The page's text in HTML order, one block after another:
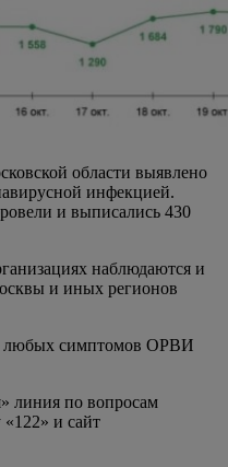
области выявлено
инфекцией.
и выписались 430
наблюдаются и
и иных регионов
любых симптомов ОРВИ
линия по вопросам
и сайт